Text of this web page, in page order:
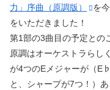
力」序曲（原調版）
を
をいただきました！
第1部の3曲目の予定との
原調はオーケストラらし
が4つのEメジャーが（
と、シャープが7つ！）あ